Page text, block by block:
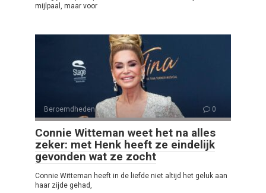
mijlpaal, maar voor
Beroemdheden 0
Connie Witteman weet het na alles
zeker: met Henk heeft ze eindelijk
gevonden wat ze zocht
Connie Witteman heeft in de liefde niet altijd het geluk aan
haar zijde gehad,